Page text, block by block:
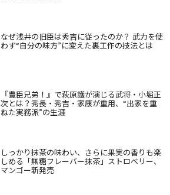
なぜ浅井の旧臣は秀吉に従ったのか？ 武力を使
わず“自分の味方”に変えた裏工作の技法とは
『豊臣兄弟！』で萩原護が演じる武将・小堀正
次とは？秀長・秀吉・家康が重用、“出家を重
ねた実務派”の生涯
しっかり抹茶の味わい、さらに果実の香りも楽
しめる「無糖フレーバー抹茶」ストロベリー、
マンゴー新発売